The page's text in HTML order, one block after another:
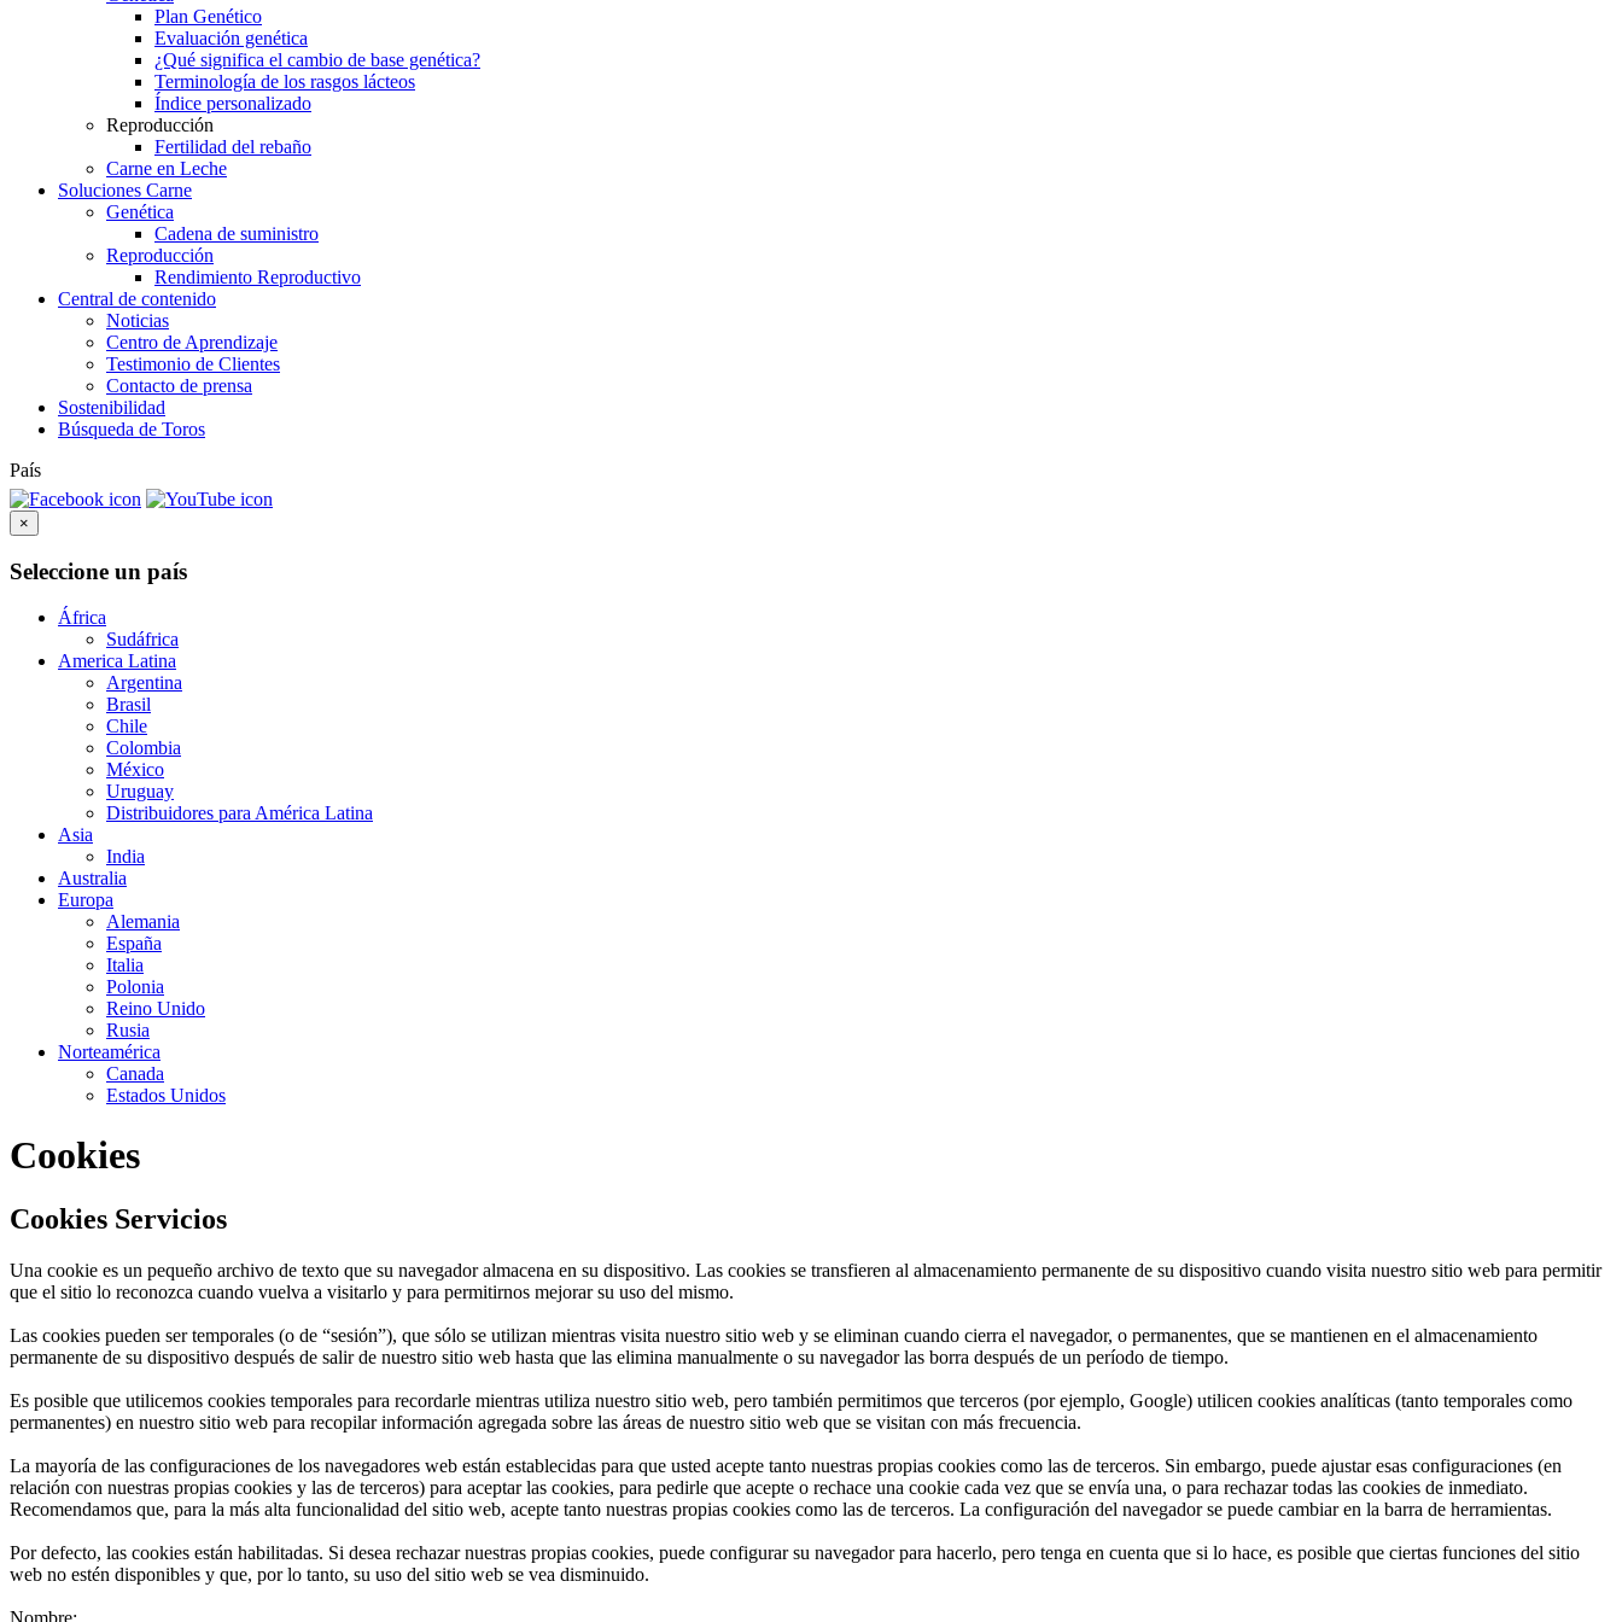
Plan Genético
Evaluación genética
¿Qué significa el cambio de base genética?
Terminología de los rasgos lácteos
Índice personalizado
Reproducción
Fertilidad del rebaño
Carne en Leche
Soluciones Carne
Genética
Cadena de suministro
Reproducción
Rendimiento Reproductivo
Central de contenido
Noticias
Centro de Aprendizaje
Testimonio de Clientes
Contacto de prensa
Sostenibilidad
Búsqueda de Toros
País
×
Seleccione un país
África
Sudáfrica
America Latina
Argentina
Brasil
Chile
Colombia
México
Uruguay
Distribuidores para América Latina
Asia
India
Australia
Europa
Alemania
España
Italia
Polonia
Reino Unido
Rusia
Norteamérica
Canada
Estados Unidos
Cookies
Cookies Servicios
Una cookie es un pequeño archivo de texto que su navegador almacena en su dispositivo. Las cookies se transfieren al almacenamiento permanente de su dispositivo cuando visita nuestro sitio web para permitir
que el sitio lo reconozca cuando vuelva a visitarlo y para permitirnos mejorar su uso del mismo.
Las cookies pueden ser temporales (o de “sesión”), que sólo se utilizan mientras visita nuestro sitio web y se eliminan cuando cierra el navegador, o permanentes, que se mantienen en el almacenamiento
permanente de su dispositivo después de salir de nuestro sitio web hasta que las elimina manualmente o su navegador las borra después de un período de tiempo.
Es posible que utilicemos cookies temporales para recordarle mientras utiliza nuestro sitio web, pero también permitimos que terceros (por ejemplo, Google) utilicen cookies analíticas (tanto temporales como
permanentes) en nuestro sitio web para recopilar información agregada sobre las áreas de nuestro sitio web que se visitan con más frecuencia.
La mayoría de las configuraciones de los navegadores web están establecidas para que usted acepte tanto nuestras propias cookies como las de terceros. Sin embargo, puede ajustar esas configuraciones (en
relación con nuestras propias cookies y las de terceros) para aceptar las cookies, para pedirle que acepte o rechace una cookie cada vez que se envía una, o para rechazar todas las cookies de inmediato.
Recomendamos que, para la más alta funcionalidad del sitio web, acepte tanto nuestras propias cookies como las de terceros. La configuración del navegador se puede cambiar en la barra de herramientas.
Por defecto, las cookies están habilitadas. Si desea rechazar nuestras propias cookies, puede configurar su navegador para hacerlo, pero tenga en cuenta que si lo hace, es posible que ciertas funciones del sitio
web no estén disponibles y que, por lo tanto, su uso del sitio web se vea disminuido.